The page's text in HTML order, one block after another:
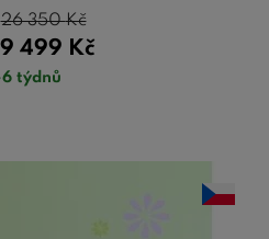
499 Kč
26 350Kč
týdnů